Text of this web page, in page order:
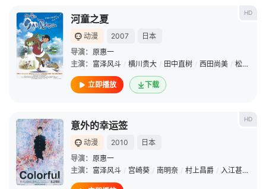
HD
河童之夏
动漫 2007
日本
导演： 原惠一
主演： 富泽风斗 / 横川贵大 / 田中直树 / 西田尚美 / 松元环季
立即播放 下载
HD
意外的幸运签
动漫 2010
日本
导演： 原惠一
主演： 富泽风斗 / 宫崎葵 / 南明奈 / 村上昌爵 / 入江甚仪